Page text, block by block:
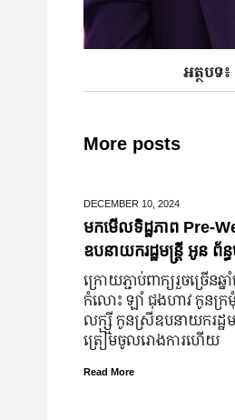
អត្ថបទ
More posts
DECEMBER 10, 2024
មកមើលទិដ្ឋភាព Pre-
ឧបនាយករដ្ឋមន្រ្តី អូន ព័ន្ធ
ក្រោយ​ភ្ជាប់​ពាក្យ​រួច​ច្រើន​ឆ្
កំលោះ ឡាំ ជុងហាវ កូនក្រ
លក្ស្មី កូនស្រី​ឧបនាយករដ្ឋម
ត្រៀម​ចូល​រោងការ​ហើយ
Read More